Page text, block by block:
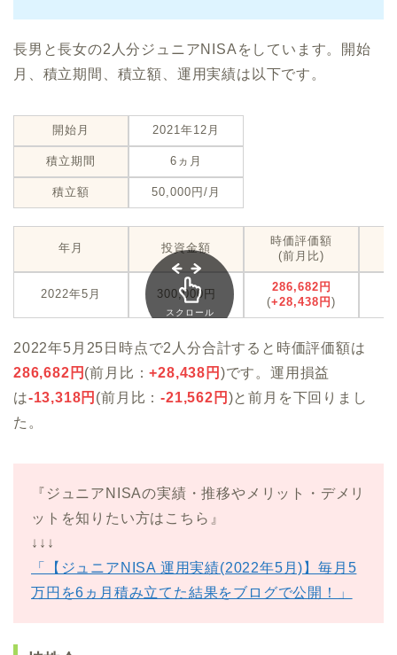
長男と長女の2人分ジュニアNISAをしています。開始
月、積立期間、積立額、運用実績は以下です。
開始月 2021年12月
積立期間 6ヵ月
積立額 50,000円/月
年月 投資金額
時価評価額
(前月比)
2022年5月 300,000円
286,682円
(+28,438円 )
スクロール
2022年5月25日時点で2人分合計すると時価評価額は
286,682 円 (前月比：+28,438 円 )です。運用損益
は-13,318円 (前月比：-21,562 円 )と前月を下回りまし
た。
『ジュニアNISAの実績・推移やメリット・デメリ
ットを知りたい方はこちら』
↓↓↓
「【ジュニアNISA 運用実績(2022年5月)】毎月5
万円を6ヵ月積み立てた結果をブログで公開！」